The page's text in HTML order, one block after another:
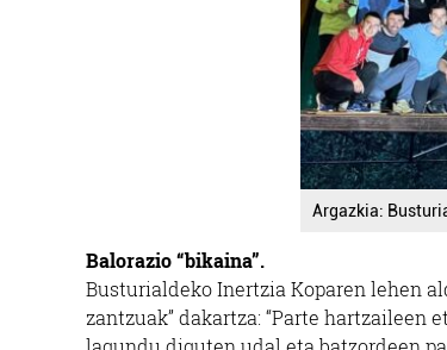
Argazkia:
Balorazio “bikaina”.
Busturialdeko Inertzia Koparen lehen
zantzuak” dakartza: “Parte